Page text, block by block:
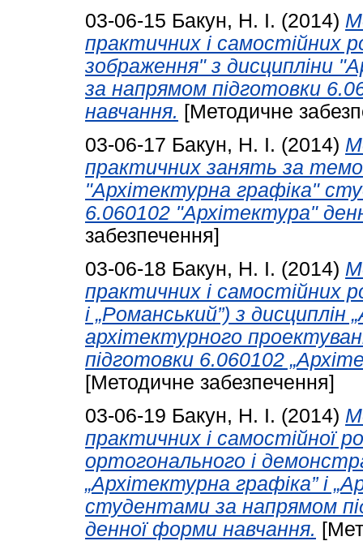
03-06-15 Бакун, Н. І. (2014)
практичних і самостійних
зображення" з дисципліни
за напрямом підготовки
навчання. [Методичне
03-06-17 Бакун, Н. І. (2014)
практичних занять за
"Архітектурна графіка"
6.060102 "Архітектура"
забезпечення]
03-06-18 Бакун, Н. І. (2014)
практичних і самостійних
і „Романський”) з дисциплін
архітектурного
підготовки 6.060102
[Методичне забезпечення]
03-06-19 Бакун, Н. І. (2014)
практичних і самостійної
ортогонального і
„Архітектурна графіка” і
студентами за напрямом
денної форми навчання.